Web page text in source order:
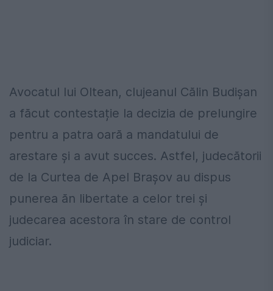
Avocatul lui Oltean, clujeanul Călin Budișan
a făcut contestație la decizia de prelungire
pentru a patra oară a mandatului de
arestare și a avut succes. Astfel, judecătorii
de la Curtea de Apel Brașov au dispus
punerea ăn libertate a celor trei și
judecarea acestora în stare de control
judiciar.